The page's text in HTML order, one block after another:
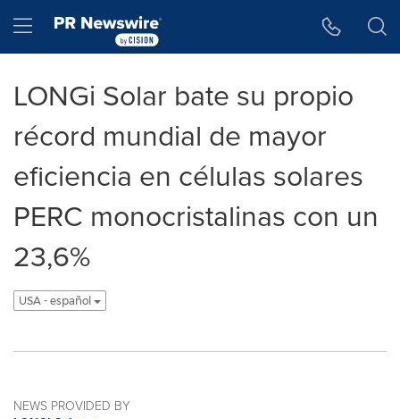
Hamburger menu
LONGi Solar bate su propio
récord mundial de mayor
eficiencia en células solares
PERC monocristalinas con un
23,6%
USA - español
NEWS PROVIDED BY